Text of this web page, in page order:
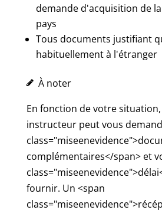
demande d'acquisition de
pays
Tous documents justifiant
habituellement à l'étranger
À noter
En fonction de votre
instructeur peut vous
complémentaires</span> et
fournir. Un <span